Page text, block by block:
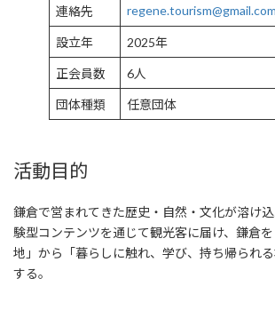
連絡先 regene.tourism@gmail.com
設立年 2025年
正会員数 6人
団体種類 任意団体
活動目的
鎌倉で営まれてきた歴史・自然・文化が溶け
験型コンテンツを通じて観光客に届け、鎌倉
地」から「暮らしに触れ、学び、持ち帰られ
する。